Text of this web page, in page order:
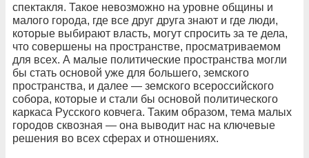
спектакля. Такое невозможно на уровне общины и
малого города, где все друг друга знают и где люди,
которые выбирают власть, могут спросить за те дела,
что совершены на пространстве, просматриваемом
для всех. А малые политические пространства могли
бы стать основой уже для большего, земского
пространства, и далее — земского всероссийского
собора, которые и стали бы основой политического
каркаса Русского ковчега. Таким образом, тема малых
городов сквозная — она выводит нас на ключевые
решения во всех сферах и отношениях.